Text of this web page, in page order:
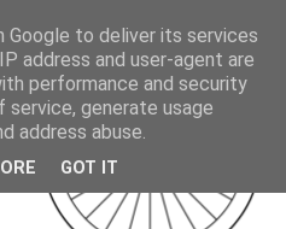
Google to deliver its services
address and user-agent are
performance and security
generate usage
address abuse.
GOT IT